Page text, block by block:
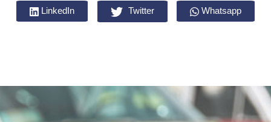
LinkedIn Twitter Whatsapp